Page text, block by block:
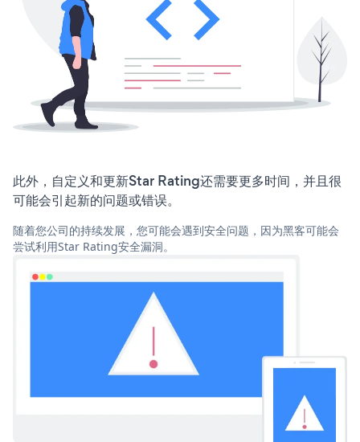
此外，自定义和更新Star Rating还需要更多时间，并且很
可能会引起新的问题或错误。
随着您公司的持续发展，您可能会遇到安全问题，因为黑客可能会
尝试利用Star Rating安全漏洞。